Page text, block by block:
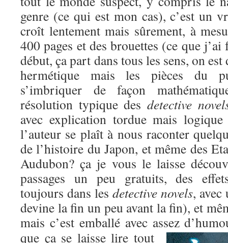
genre (ce qui est mon cas), c’est un
croît lentement mais sûrement, à
400 pages et des brouettes (ce que
début, ça part dans tous les sens, on
hermétique mais les pièces du
s’imbriquer de façon
résolution typique des detective
avec explication tordue mais
l’auteur se plaît à nous raconter
de l’histoire du Japon, et même des
Audubon? ça je vous le laisse
passages un peu gratuits, des
toujours dans les detective novels, avec
devine la fin un peu avant la fin), et
mais c’est emballé avec assez
que ça se laisse lire tout